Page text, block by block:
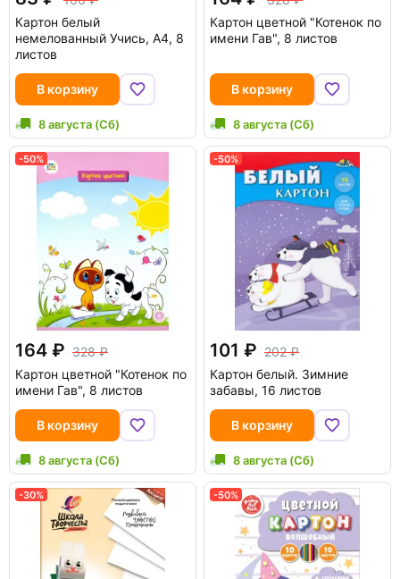
Картон белый
немелованный Учись, А4, 8
листов
В корзину
8 августа (Сб)
Картон цветной "Котенок по
имени Гав", 8 листов
В корзину
8 августа (Сб)
-50%
164
328
Картон цветной "Котенок по
имени Гав", 8 листов
В корзину
8 августа (Сб)
-50%
101
202
Картон белый. Зимние
забавы, 16 листов
В корзину
8 августа (Сб)
-30% -50%